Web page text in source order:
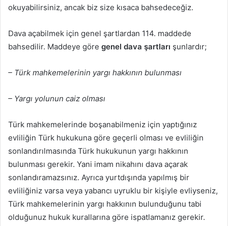
okuyabilirsiniz, ancak biz size kısaca bahsedeceğiz.
Dava açabilmek için genel şartlardan 114. maddede
bahsedilir. Maddeye göre genel dava şartları şunlardır;
– Türk mahkemelerinin yargı hakkının bulunması
– Yargı yolunun caiz olması
Türk mahkemelerinde boşanabilmeniz için yaptığınız
evliliğin Türk hukukuna göre geçerli olması ve evliliğin
sonlandırılmasında Türk hukukunun yargı hakkının
bulunması gerekir. Yani imam nikahını dava açarak
sonlandıramazsınız. Ayrıca yurtdışında yapılmış bir
evliliğiniz varsa veya yabancı uyruklu bir kişiyle evliyseniz,
Türk mahkemelerinin yargı hakkının bulunduğunu tabi
olduğunuz hukuk kurallarına göre ispatlamanız gerekir.